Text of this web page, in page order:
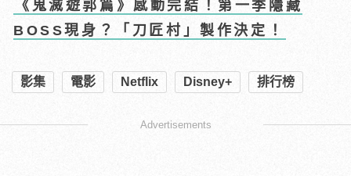
《鬼滅遊郭篇》感動完結！第一季隱藏
BOSS現身？「刀匠村」製作決定！
影集 電影 Netflix Disney+ 排行榜
Advertisements